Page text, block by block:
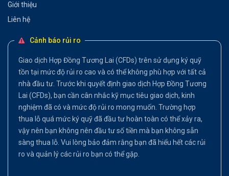
Giới thiệu
Liên hệ
Cảnh báo rủi ro
Giao dịch Hợp Đồng Tương Lai (CFDs) trên sử dụng ký quỹ
tồn tại mức độ rủi ro cao và có thể không phù hợp với tất cả
nhà đầu tư. Trước khi quyết định giao dịch Hợp Đồng Tương
Lai (CFDs), bạn cần cân nhắc kỹ mục tiêu giao dịch, kinh
nghiệm đã có và mức độ rủi ro mong muốn. Trường hợp
thua lỗ quá mức ký quỹ đã đầu tư hoàn toàn có thể xảy ra,
vậy nên bạn không nên đầu tư số tiền mà bạn không sẵn
sàng thua lỗ. Vui lòng bảo đảm rằng bạn đã hiểu hết các rủi
ro và quản lý các rủi ro bạn có thể gặp.